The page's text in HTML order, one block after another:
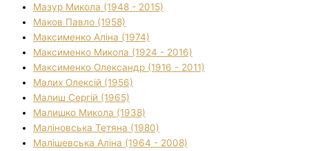
Мазур Микола (1948 - 2015)
Маков Павло (1958)
Максименко Аліна (1974)
Максименко Микола (1924 - 2016)
Максименко Олександр (1916 - 2011)
Малих Олексій (1956)
Малиш Сергій (1965)
Малишко Микола (1938)
Маліновська Тетяна (1980)
Малішевська Аліна (1964 - 2008)